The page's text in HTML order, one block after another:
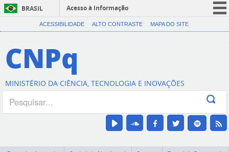
BRASIL
Acesso à informação
CORONAVÍRUS (COVID-19)
Canais
ACESSIBILIDADE ALTO CONTRASTE MAPA DO SITE
CNPq
MINISTÉRIO DA CIÊNCIA, TECNOLOGIA E INOVAÇÕES